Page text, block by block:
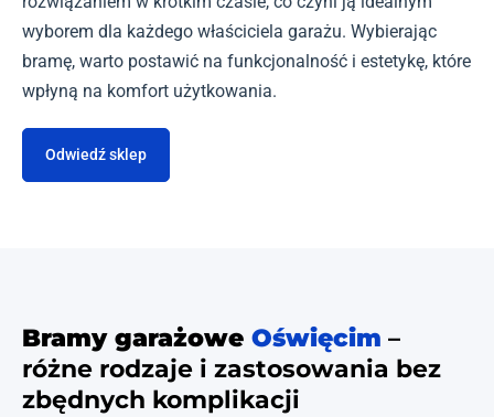
wyborem dla każdego właściciela garażu. Wybierając
bramę, warto postawić na funkcjonalność i estetykę, które
wpłyną na komfort użytkowania.
Odwiedź sklep
Bramy garażowe Oświęcim –
różne rodzaje i zastosowania bez
zbędnych komplikacji